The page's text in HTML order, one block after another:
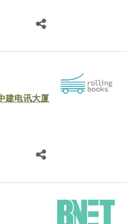
建电讯大厦